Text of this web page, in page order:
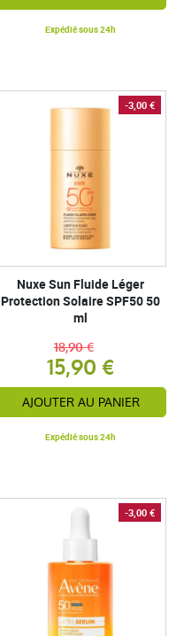
Expédié sous 24h
-3,00 €
Nuxe Sun Fluide Léger
Protection Solaire SPF50 50
ml
15,90 €
18,90 €
AJOUTER AU PANIER
Expédié sous 24h
-3,00 €